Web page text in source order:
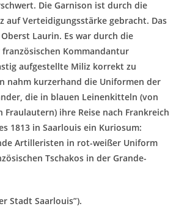
Die Garnison ist durch die
auf Verteidigungsstärke gebracht. Das
Laurin. Es war durch die
Kommandantur
aufgestellte Miliz korrekt zu
nahm kurzerhand die Uniformen der
die in blauen Leinenkitteln (von
Fraulautern) ihre Reise nach Frankreich
1813 in Saarlouis ein Kuriosum:
Artilleristen in rot-weißer Uniform
Tschakos in der Grande-
Stadt Saarlouis”).